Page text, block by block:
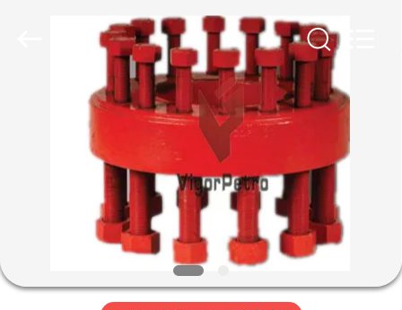
ГЛАВНАЯ
СТРАНИЦА
ПРОДУКЦИЯ
КОМПАНИИ